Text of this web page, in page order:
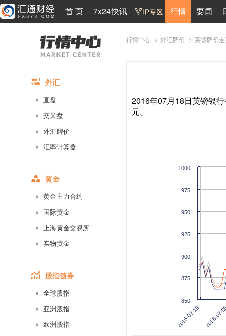
首 页 7x24快讯 行情 要闻
外汇
直盘
交叉盘
外汇牌价
汇率计算器
黄金
黄金主力合约
国际黄金
上海黄金交易所
实物黄金
股指债券
全球股指
亚洲股指
欧洲股指
行情中心 > 外汇牌价 > 英镑牌价
2016年07月18日英镑银
元。
2016-07-18 2016-
850
875
900
925
950
975
1000